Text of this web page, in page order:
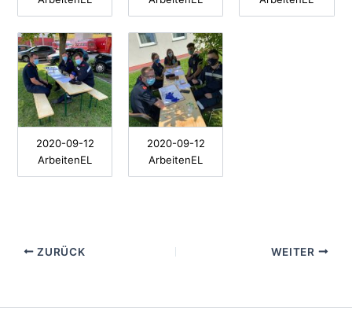
2020-09-12
ArbeitenEL
2020-09-12
ArbeitenEL
ZURÜCK WEITER